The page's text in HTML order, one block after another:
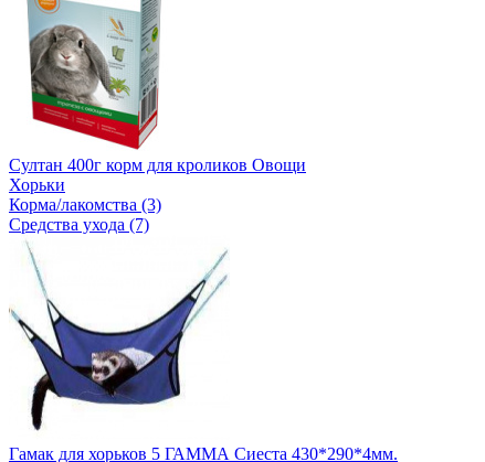
Султан 400г корм для кроликов Овощи
Хорьки
Корма/лакомства (3)
Средства ухода (7)
Гамак для хорьков 5 ГАММА Сиеста 430*290*4мм.